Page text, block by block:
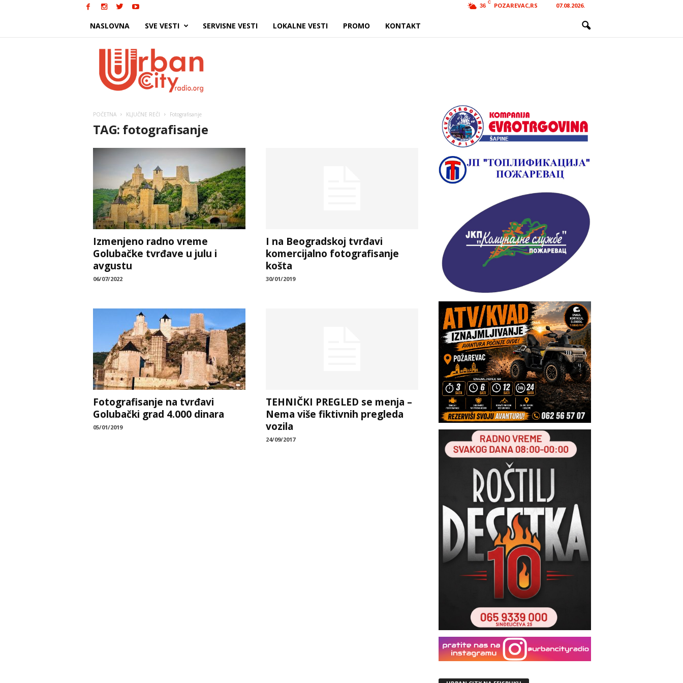
36
C POZAREVAC,RS 07.08.2026.
NASLOVNA SVE VESTI SERVISNE VESTI LOKALNE VESTI PROMO KONTAKT
POČETNA KLJUČNE REČI Fotografisanje
TAG: fotografisanje
Izmenjeno radno vreme
Golubačke tvrđave u julu i
avgustu
06/07/2022
I na Beogradskoj tvrđavi
komercijalno fotografisanje
košta
30/01/2019
Fotografisanje na tvrđavi
Golubački grad 4.000 dinara
05/01/2019
TEHNIČKI PREGLED se menja –
Nema više fiktivnih pregleda
vozila
24/09/2017